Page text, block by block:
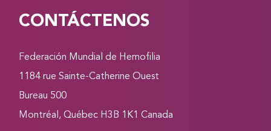
CONTÁCTENOS
Federación Mundial de Hemofilia
1184 rue Sainte-Catherine Ouest
Bureau 500
Montréal, Québec H3B 1K1 Canada